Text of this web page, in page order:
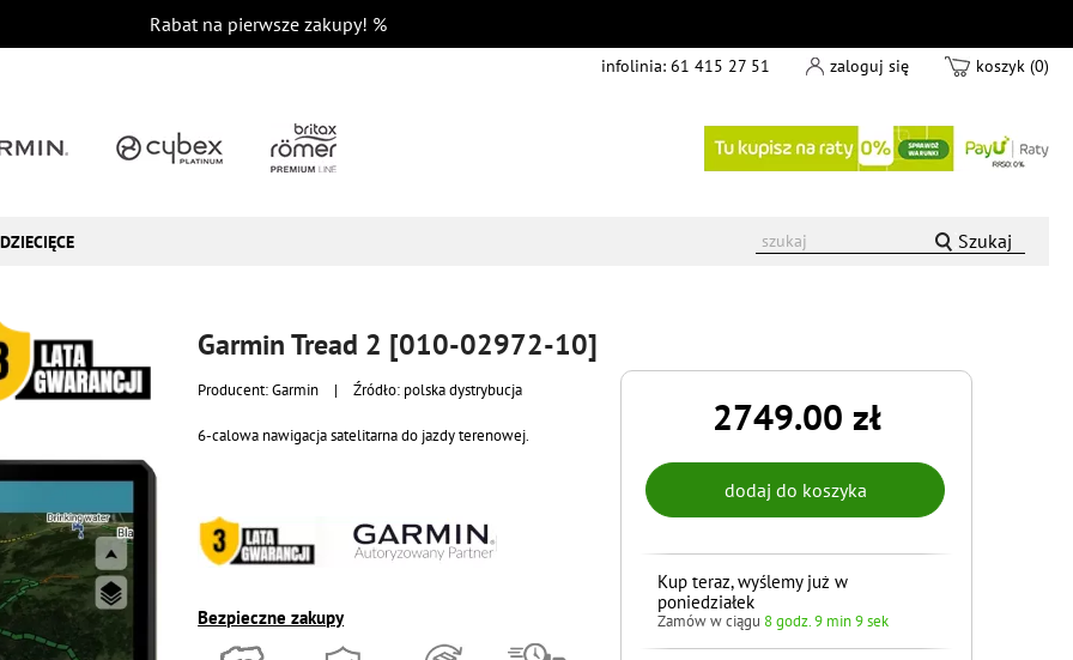
Rabat na pierwsze zakupy! %
infolinia: 61 415 27 51 zaloguj się koszyk (0)
Szukaj
Garmin Tread 2 [010-02972-10]
Producent:Garmin | Źródło: polska dystrybucja
6-calowa nawigacja satelitarna do jazdy terenowej.
Bezpieczne zakupy
2749.00 zł
Kup teraz, wyślemy już w
poniedziałek
Zamów w ciągu 8 godz. 9 min 8 sek